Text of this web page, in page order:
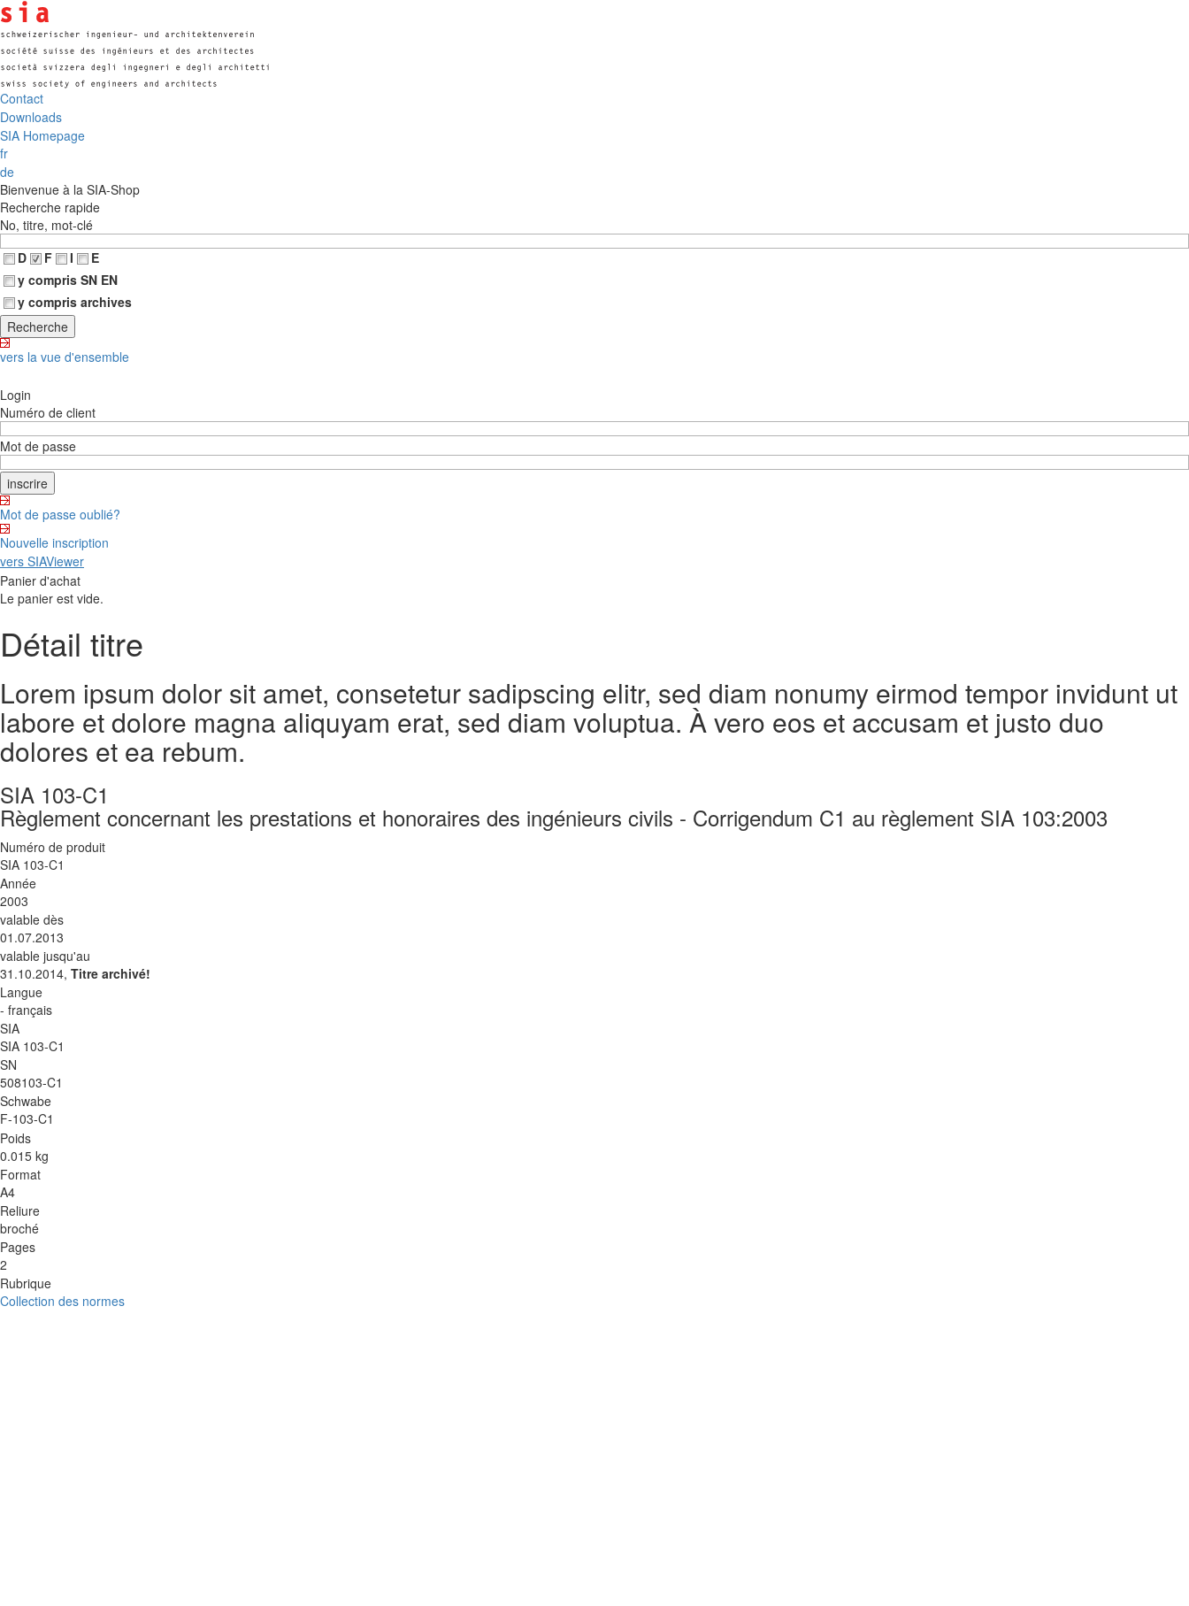
Contact
Downloads
SIA Homepage
fr
de
Bienvenue à la SIA-Shop
Recherche rapide
No, titre, mot-clé
D
F I
E
y compris SN EN
y compris archives
vers la vue d'ensemble
Login
Numéro de client
Mot de passe
Mot de passe oublié?
Nouvelle inscription
vers SIAViewer
Panier d'achat
Le panier est vide.
Détail titre
Lorem ipsum dolor sit amet, consetetur sadipscing elitr, sed diam nonumy eirmod tempor invidunt ut
labore et dolore magna aliquyam erat, sed diam voluptua. À vero eos et accusam et justo duo
dolores et ea rebum.
SIA 103-C1
Règlement concernant les prestations et honoraires des ingénieurs civils - Corrigendum C1 au règlement SIA 103:2003
Numéro de produit
SIA 103-C1
Année
2003
valable dès
01.07.2013
valable jusqu'au
31.10.2014, Titre archivé!
Langue
- français
SIA
SIA 103-C1
SN
508103-C1
Schwabe
F-103-C1
Poids
0.015 kg
Format
A4
Reliure
broché
Pages
2
Rubrique
Collection des normes